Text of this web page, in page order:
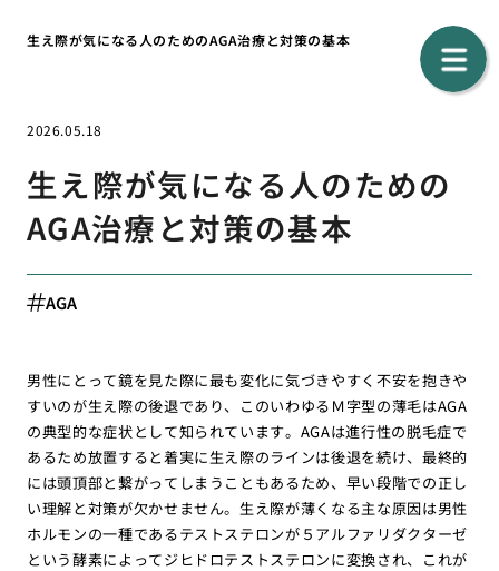
生え際が気になる人のためのAGA治療と対策の基本
2026.05.18
生え際が気になる人のための
AGA治療と対策の基本
AGA
男性にとって鏡を見た際に最も変化に気づきやすく不安を抱きや
すいのが生え際の後退であり、このいわゆるＭ字型の薄毛はAGA
の典型的な症状として知られています。AGAは進行性の脱毛症で
あるため放置すると着実に生え際のラインは後退を続け、最終的
には頭頂部と繋がってしまうこともあるため、早い段階での正し
い理解と対策が欠かせません。生え際が薄くなる主な原因は男性
ホルモンの一種であるテストステロンが５アルファリダクターゼ
という酵素によってジヒドロテストステロンに変換され、これが